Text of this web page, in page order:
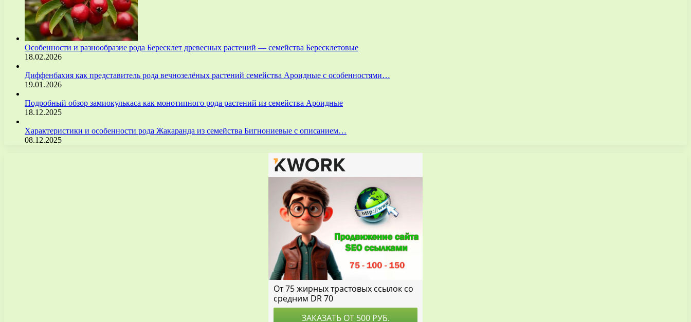
Особенности и разнообразие рода Бересклет древесных растений — семейства Бересклетовые
18.02.2026
Диффенбахия как представитель рода вечнозелёных растений семейства Ароидные с особенностями…
19.01.2026
Подробный обзор замиокулькаса как монотипного рода растений из семейства Ароидные
18.12.2025
Характеристики и особенности рода Жакаранда из семейства Бигнониевые с описанием…
08.12.2025